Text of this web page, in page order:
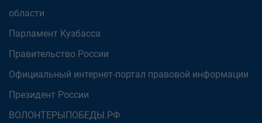
области
Парламент Кузбасса
Правительство России
Официальный интернет-портал правовой информации
Президент России
ВОЛОНТЕРЫПОБЕДЫ.РФ